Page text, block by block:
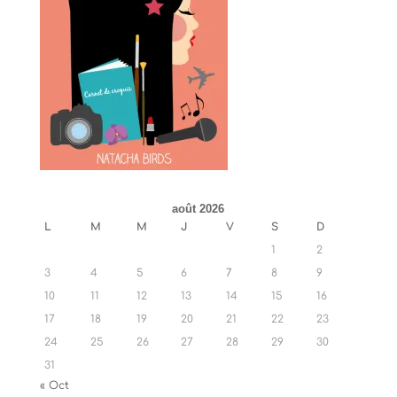
août 2026
L M M J V S
D
1
2
3
4 5 6 7 8
9
10
11 12 13 14 15
16
17
18 19 20 21 22
23
24
25 26 27 28 29
30
31
« Oct